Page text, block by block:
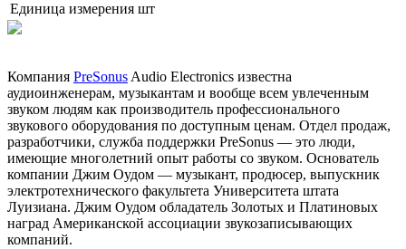
Единица измерения шт
Компания PreSonus Audio Electronics известна
аудиоинженерам, музыкантам и вообще всем увлеченным
звуком людям как производитель профессионального
звукового оборудования по доступным ценам. Отдел продаж,
разработчики, служба поддержки PreSonus — это люди,
имеющие многолетний опыт работы со звуком. Основатель
компании Джим Оудом — музыкант, продюсер, выпускник
электротехнического факультета Университета штата
Луизиана. Джим Оудом обладатель Золотых и Платиновых
наград Американской ассоциации звукозаписывающих
компаний.